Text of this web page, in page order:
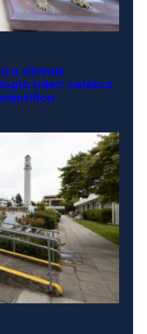
a vitrinas
UdeC celebra